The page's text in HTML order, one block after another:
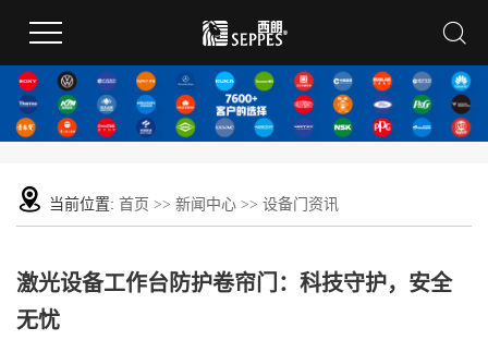
当前位置: 首页 >> 新闻中心 >> 设备门资讯
激光设备工作台防护卷帘门：科技守护，安全
无忧